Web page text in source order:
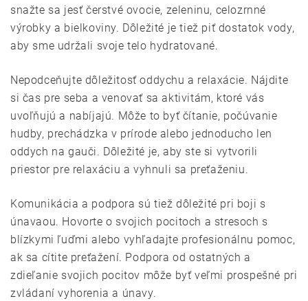
snažte sa jesť čerstvé ovocie, zeleninu, celozrnné
výrobky a bielkoviny. Dôležité je tiež piť dostatok vody,
aby sme udržali svoje telo hydratované.
Nepodceňujte dôležitosť oddychu a relaxácie. Nájdite
si čas pre seba a venovať sa aktivitám, ktoré vás
uvoľňujú a nabíjajú. Môže to byť čítanie, počúvanie
hudby, prechádzka v prírode alebo jednoducho len
oddych na gauči. Dôležité je, aby ste si vytvorili
priestor pre relaxáciu a vyhnuli sa preťaženiu.
Komunikácia a podpora sú tiež dôležité pri boji s
únavaou. Hovorte o svojich pocitoch a stresoch s
blízkymi ľuďmi alebo vyhľadajte profesionálnu pomoc,
ak sa cítite preťažení. Podpora od ostatných a
zdieľanie svojich pocitov môže byť veľmi prospešné pri
zvládaní vyhorenia a únavy.